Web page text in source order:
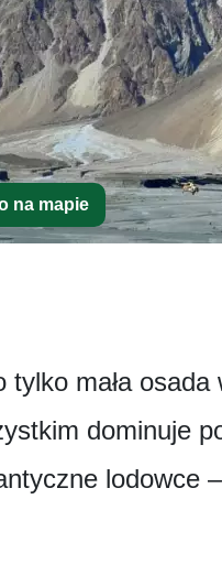
na mapie
tylko mała
dominuje
lodowce